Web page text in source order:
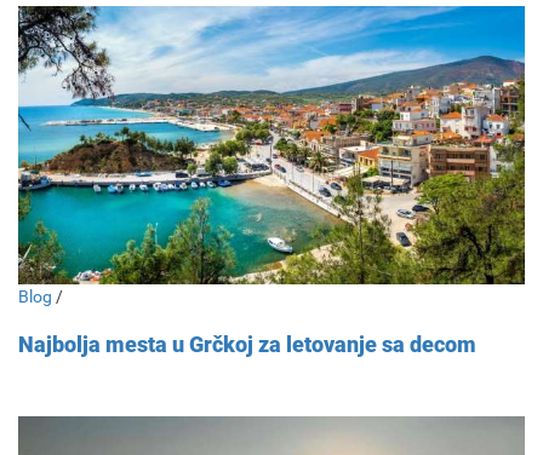
Blog /
Najbolja mesta u Grčkoj za letovanje sa decom